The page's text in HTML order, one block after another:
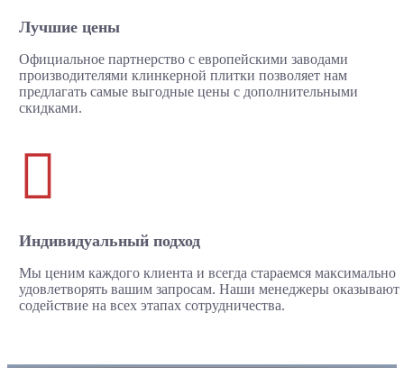
Лучшие цены
Официальное партнерство с европейскими заводами
производителями клинкерной плитки позволяет нам
предлагать самые выгодные цены с дополнительными
скидками.

Индивидуальный подход
Мы ценим каждого клиента и всегда стараемся максимально
удовлетворять вашим запросам. Наши менеджеры оказывают
содействие на всех этапах сотрудничества.